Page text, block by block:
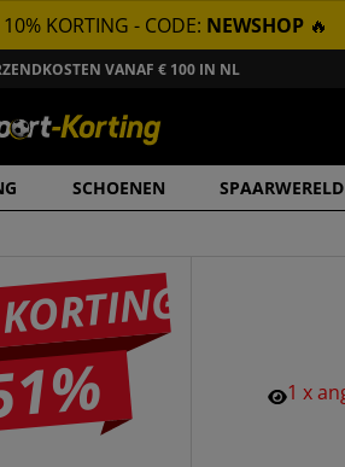
KORTING - CODE: NEWSHOP 🔥
VANAF € 100 IN NL
SCHOENEN SPAARWERELD
1x